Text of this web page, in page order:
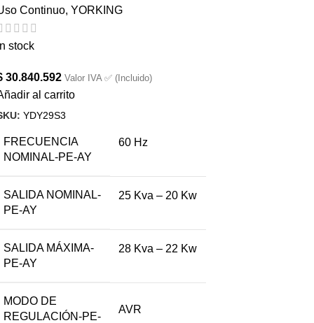
Continuo, YORKING
stock
30.840.592 Valor IVA ✅ (Incluido)
al carrito
YDY29S3
FRECUENCIA
NOMINAL-PE-AY
60 Hz
SALIDA NOMINAL-
PE-AY
25 Kva – 20 Kw
SALIDA MÁXIMA-
PE-AY
28 Kva – 22 Kw
MODO DE
REGULACIÓN-PE-
AVR